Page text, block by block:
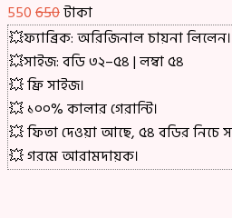
550650টাকা
💥ফ্যাব্রিক: অরিজিনাল চায়না লিলেন।
💥সাইজ: বডি ৩২–৫৪ | লম্বা ৫৪
💥 ফ্রি সাইজ।
💥 ১০০% কালার গেরান্টি।
💥 ফিতা দেওয়া আছে, ৫৪ বডির
💥 গরমে আরামদায়ক।